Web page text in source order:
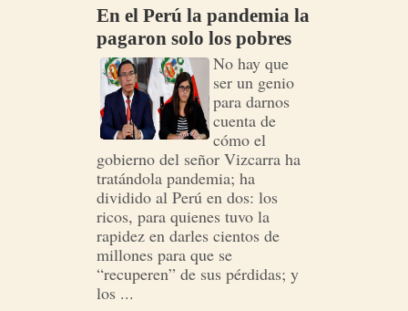
En el Perú la pandemia la
pagaron solo los pobres
No hay que
ser un genio
para darnos
cuenta de
cómo el
gobierno del señor Vizcarra ha
tratándola pandemia; ha
dividido al Perú en dos: los
ricos, para quienes tuvo la
rapidez en darles cientos de
millones para que se
“recuperen” de sus pérdidas; y
los ...